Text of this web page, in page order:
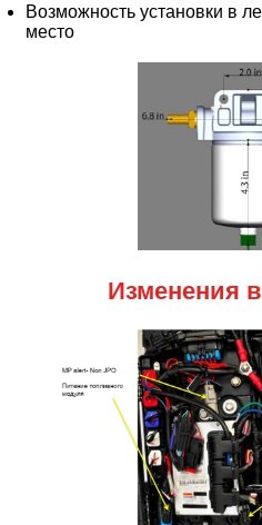
Возможность установки в
место
Изменения